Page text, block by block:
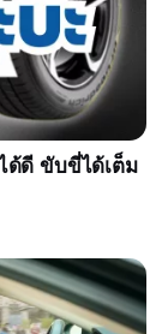
ด้ดี ขับขี่ได้เต็ม